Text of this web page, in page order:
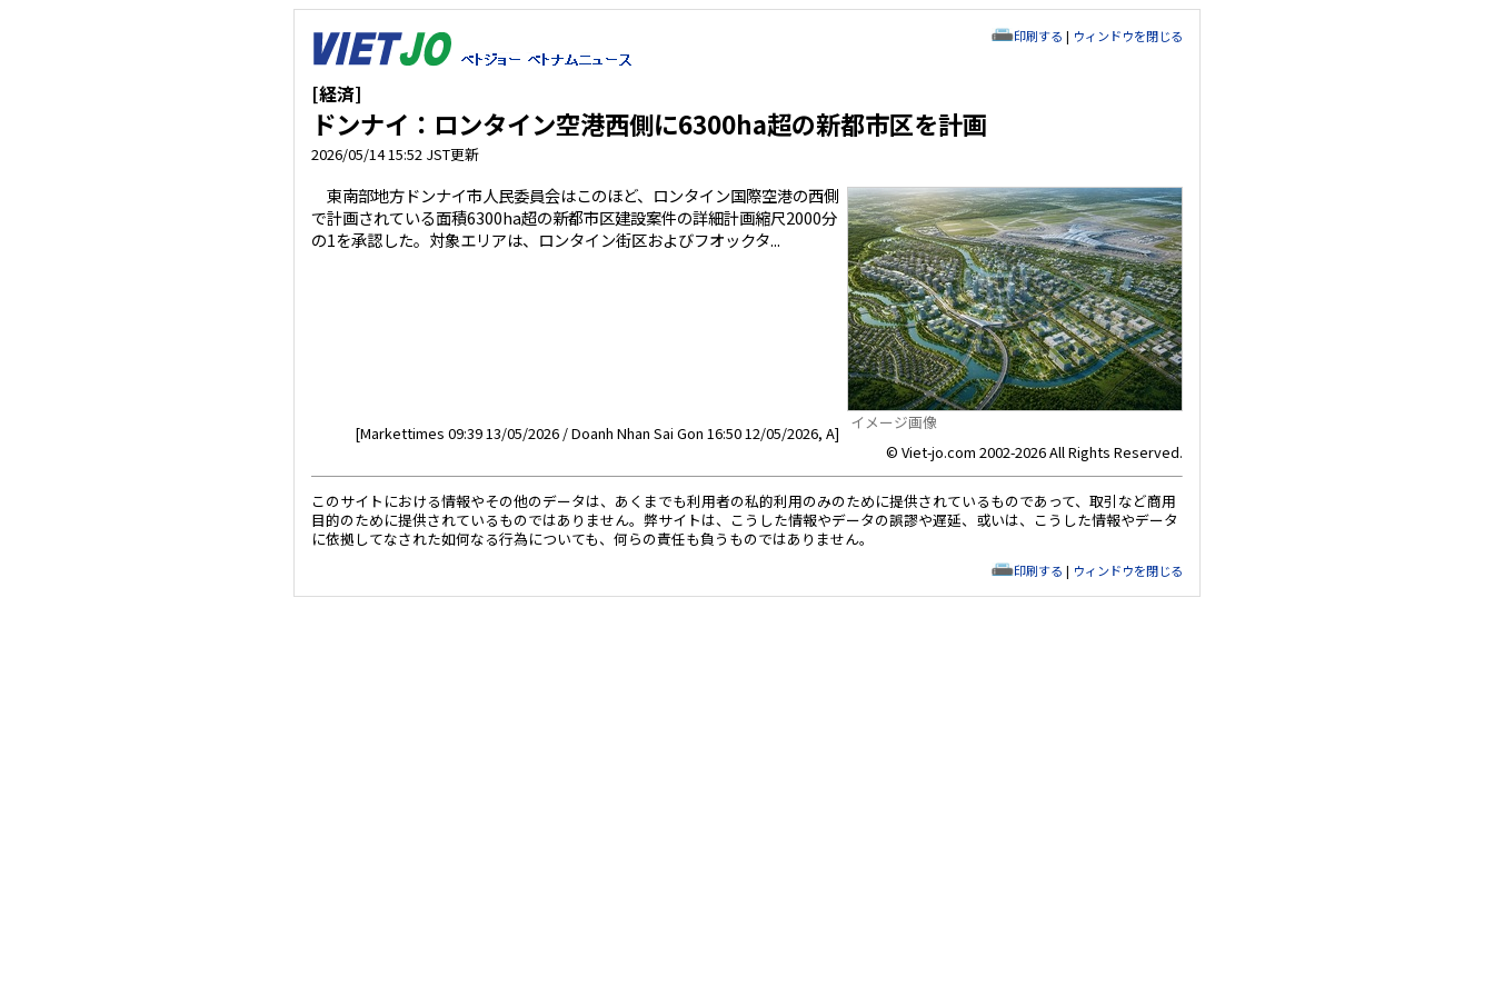
印刷する | ウィンドウを閉じる
[経済]
ドンナイ：ロンタイン空港西側に6300ha超の新都市区を計画
2026/05/14 15:52 JST更新
イメージ画像
東南部地方ドンナイ市人民委員会はこのほど、ロンタイン国際空港の西側
で計画されている面積6300ha超の新都市区建設案件の詳細計画縮尺2000分
の1を承認した。対象エリアは、ロンタイン街区およびフオックタ...
[Markettimes 09:39 13/05/2026 / Doanh Nhan Sai Gon 16:50 12/05/2026, A]
© Viet-jo.com 2002-2026 All Rights Reserved.
このサイトにおける情報やその他のデータは、あくまでも利用者の私的利用のみのために提供されているものであって、取引など商用
目的のために提供されているものではありません。弊サイトは、こうした情報やデータの誤謬や遅延、或いは、こうした情報やデータ
に依拠してなされた如何なる行為についても、何らの責任も負うものではありません。
印刷する | ウィンドウを閉じる